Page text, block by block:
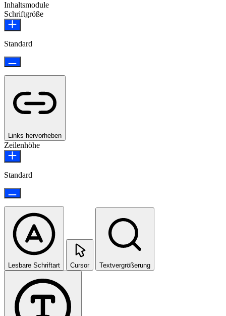
Inhaltsmodule
Schriftgröße
Standard
Links hervorheben
Zeilenhöhe
Standard
Lesbare Schriftart Cursor Textvergrößerung